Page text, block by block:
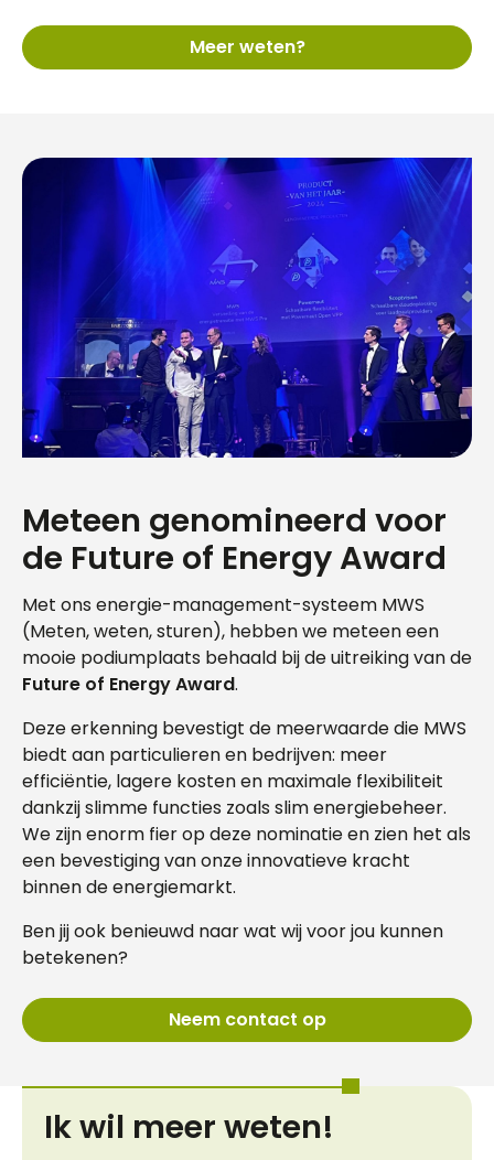
Meer weten?
Meteen genomineerd voor
de Future of Energy Award
Met ons energie-management-systeem MWS
(Meten, weten, sturen), hebben we meteen een
mooie podiumplaats behaald bij de uitreiking van de
Future of Energy Award.
Deze erkenning bevestigt de meerwaarde die MWS
biedt aan particulieren en bedrijven: meer
efficiëntie, lagere kosten en maximale flexibiliteit
dankzij slimme functies zoals slim energiebeheer.
We zijn enorm fier op deze nominatie en zien het als
een bevestiging van onze innovatieve kracht
binnen de energiemarkt.
Ben jij ook benieuwd naar wat wij voor jou kunnen
betekenen?
Neem contact op
Ik wil meer weten!